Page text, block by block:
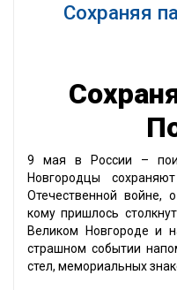
Сохраняя
9 мая в России –
Новгородцы
Отечественной войне,
кому пришлось
Великом Новгороде и
страшном событии
стел, мемориальных